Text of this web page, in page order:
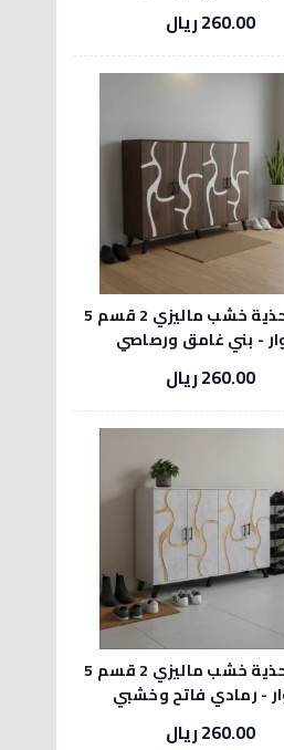
260.00 ريال
خزانة أحذية خشب ماليزي 2 قسم 5
- بني غامق ورصاصي
260.00 ريال
خزانة أحذية خشب ماليزي 2 قسم 5
- رمادي فاتح وخشبي
260.00 ريال